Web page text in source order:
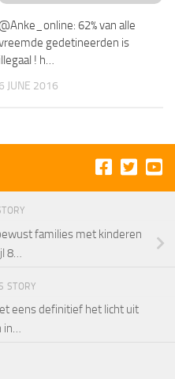
62% van alle
gedetineerden is
illegaal ! h…
6 JUNE 2016
families met kinderen
8…
STORY
eens definitief het licht uit
in…